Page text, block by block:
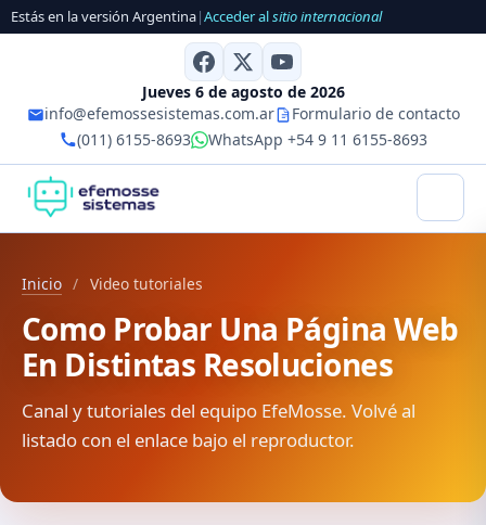
Estás en la versión Argentina|Acceder alsitio internacional
Jueves 6 de agosto de 2026
info@efemossesistemas.com.ar
Formulario de contacto
(011) 6155-8693
WhatsApp +54 9 11 6155-8693
Inicio / Video tutoriales
Como Probar Una Página Web
En Distintas Resoluciones
Canal y tutoriales del equipo EfeMosse. Volvé al
listado con el enlace bajo el reproductor.